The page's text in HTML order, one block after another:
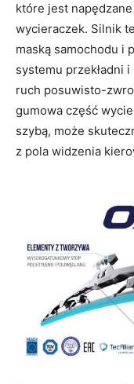
które jest
wycieraczek. Silnik
maską samochodu i
systemu przekładni
ruch posuwisto-
gumowa część
szybą, może
z pola widzenia